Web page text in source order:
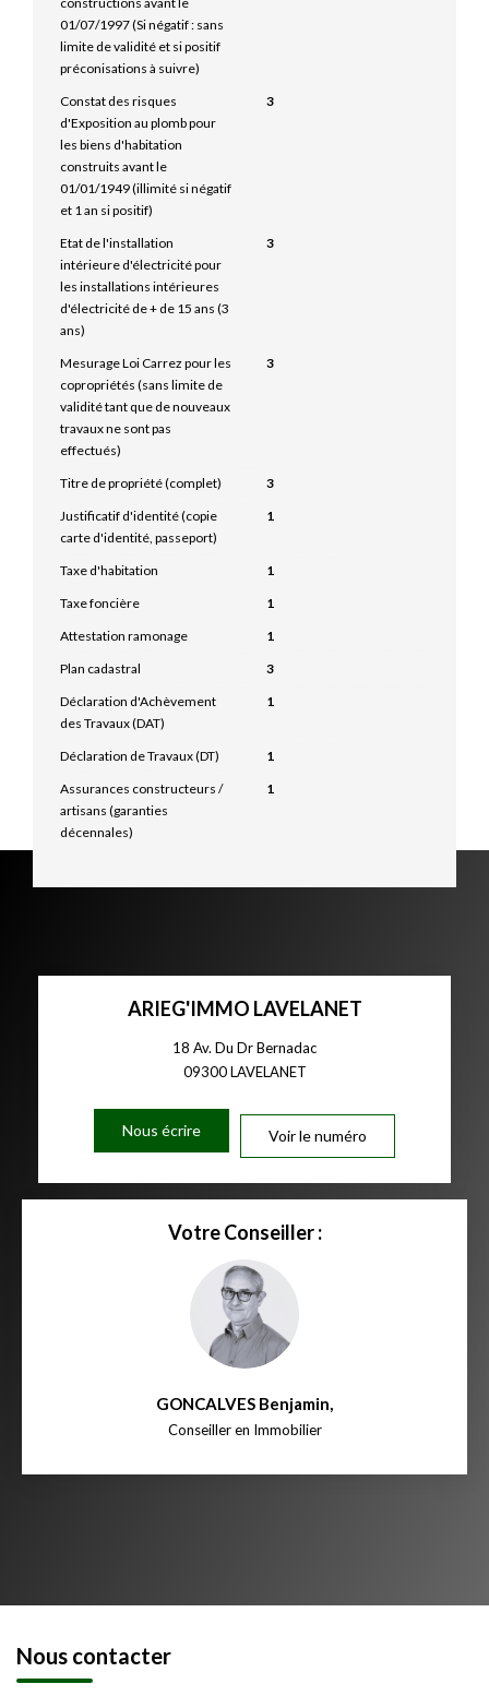
01/07/1997 (Si négatif : sans
limite de validité et si positif
préconisations à suivre)
Constat des risques
d'Exposition au plomb pour
les biens d'habitation
construits avant le
01/01/1949 (illimité si négatif
et 1 an si positif)
3
Etat de l'installation
intérieure d'électricité pour
les installations intérieures
d'électricité de + de 15 ans (3
ans)
3
Mesurage Loi Carrez pour les
copropriétés (sans limite de
validité tant que de nouveaux
travaux ne sont pas
effectués)
3
Titre de propriété (complet)
3
Justificatif d'identité (copie
carte d'identité, passeport)
1
Taxe d'habitation
1
Taxe foncière
1
Attestation ramonage
1
Plan cadastral
3
Déclaration d'Achèvement
des Travaux (DAT)
1
Déclaration de Travaux (DT)
1
Assurances constructeurs /
artisans (garanties
décennales)
1
ARIEG'IMMO LAVELANET
18 Av. Du Dr Bernadac
09300LAVELANET
Nous écrire Voir le numéro
Votre Conseiller :
GONCALVES Benjamin,
Conseiller en Immobilier
Nous contacter